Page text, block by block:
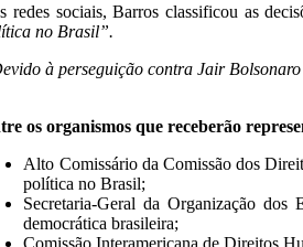
redes sociais, Barros classificou as
no Brasil”.
à perseguição contra Jair
os organismos que receberão
Alto Comissário da Comissão dos
política no Brasil;
Secretaria-Geral da Organização
democrática brasileira;
Comissão Interamericana de Direitos